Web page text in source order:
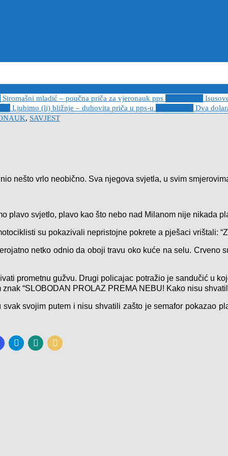
Siromašni mladić – poučna priča za vjeronauk pps
Ljubimo (li) bližnje – duhovita priča u pps-u
Dva
, SAVJEST
nešto vrlo neobično. Sva njegova svjetla, u svim
plavo svjetlo, plavo kao što nebo nad Milanom nije nikada
su pokazivali nepristojne pokrete a pješaci vrištali:
netko odnio da oboji travu oko kuće na selu. Crveno
prometnu gužvu. Drugi policajac potražio je sandučić u
“SLOBODAN PROLAZ PREMA NEBU! Kako nisu
svojim putem i nisu shvatili zašto je semafor pokazao